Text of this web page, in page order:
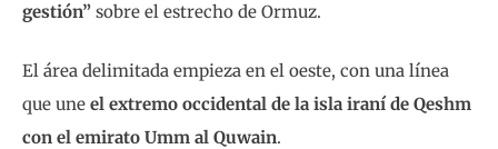
gestión” sobre el estrecho de Ormuz.
El área delimitada empieza en el oeste, con una línea
que une el extremo occidental de la isla iraní de Qeshm
con el emirato Umm al Quwain.